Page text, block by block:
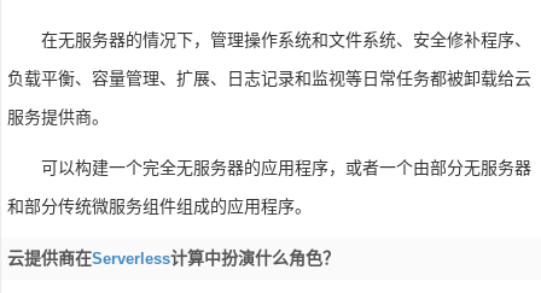
在无服务器的情况下，管理操作系统和文件系统、安全修补程序、
负载平衡、容量管理、扩展、日志记录和监视等日常任务都被卸载给云
服务提供商。
可以构建一个完全无服务器的应用程序，或者一个由部分无服务器
和部分传统微服务组件组成的应用程序。
云提供商在Serverless计算中扮演什么角色？